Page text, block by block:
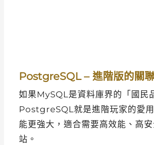
PostgreSQL – 進階版的關
如果MySQL是資料庫界的「國民
PostgreSQL就是進階玩家的愛
能更強大，適合需要高效能、高
站。